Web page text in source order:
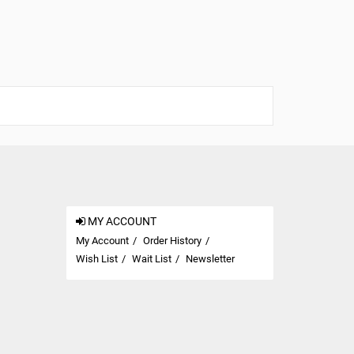
MY ACCOUNT
My Account
Order History
Wish List
Wait List Newsletter